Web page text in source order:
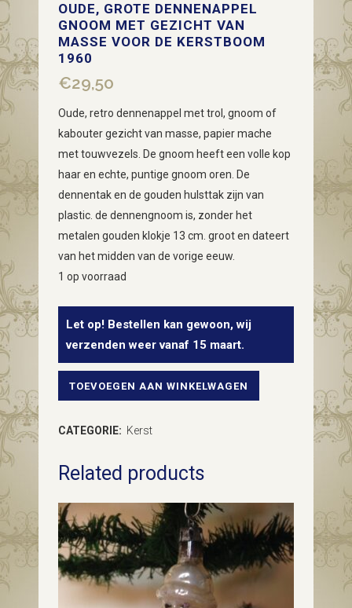
OUDE, GROTE DENNENAPPEL
GNOOM MET GEZICHT VAN
MASSE VOOR DE KERSTBOOM
1960
€29,50
Oude, retro dennenappel met trol, gnoom of
kabouter gezicht van masse, papier mache
met touwvezels. De gnoom heeft een volle kop
haar en echte, puntige gnoom oren. De
dennentak en de gouden hulsttak zijn van
plastic. de dennengnoom is, zonder het
metalen gouden klokje 13 cm. groot en dateert
van het midden van de vorige eeuw.
1 op voorraad
Let op! Bestellen kan gewoon, wij
verzenden weer vanaf 15 maart.
Oude,
gnoom
met
gezicht
van
TOEVOEGEN AAN WINKELWAGEN
CATEGORIE: Kerst
Related products